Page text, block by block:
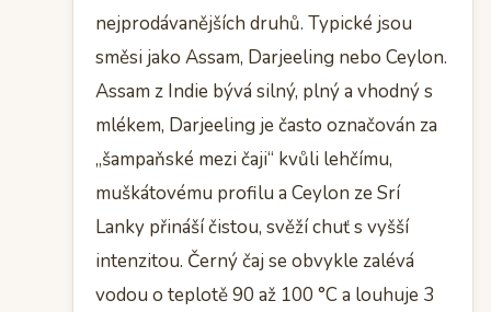
nejprodávanějších druhů. Typické jsou
směsi jako Assam, Darjeeling nebo Ceylon.
Assam z Indie bývá silný, plný a vhodný s
mlékem, Darjeeling je často označován za
„šampaňské mezi čaji“ kvůli lehčímu,
muškátovému profilu a Ceylon ze Srí
Lanky přináší čistou, svěží chuť s vyšší
intenzitou. Černý čaj se obvykle zalévá
vodou o teplotě 90 až 100 °C a louhuje 3